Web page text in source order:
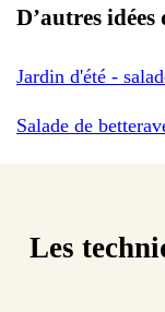
D’autres idées
Jardin d'été -
Salade de
Les